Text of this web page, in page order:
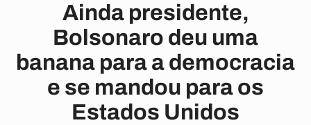
Ainda presidente,
Bolsonaro deu uma
banana para a democracia
e se mandou para os
Estados Unidos